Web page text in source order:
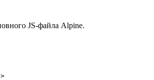
JS-файла Alpine.
>